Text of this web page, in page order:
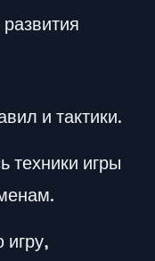
и тактики.
техники игры
игру,